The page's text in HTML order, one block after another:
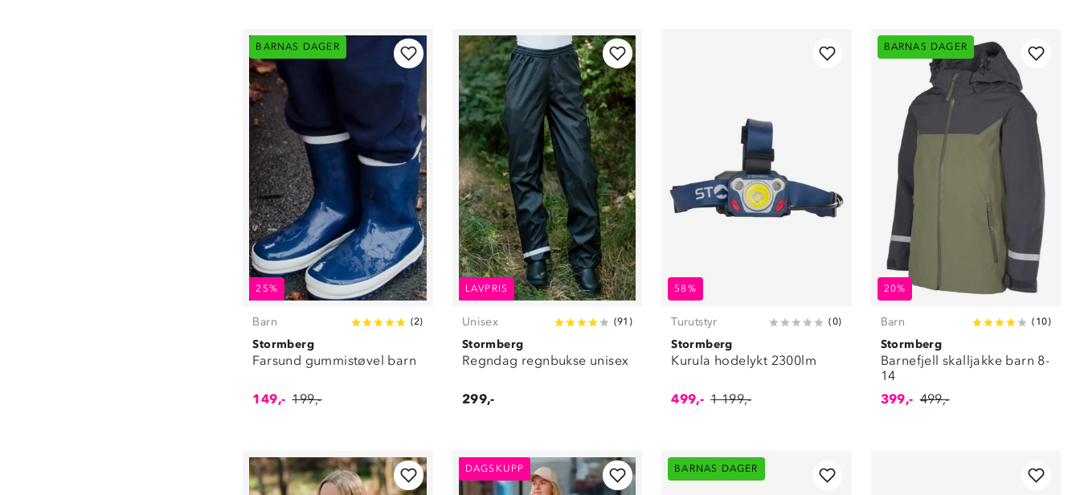
BARNAS DAGER
25%
Barn (2)
Stormberg
Farsund gummistøvel barn
149,- 199,-
LAVPRIS
Unisex (91 )
Stormberg
Regndag regnbukse unisex
299,-
58%
Turutstyr (0)
Stormberg
Kurula hodelykt 2300lm
499,- 1 199,-
BARNAS DAGER
20%
Barn ( 10)
Stormberg
Barnefjell skalljakke barn 8-
14
399,- 499,-
DAGSKUPP BARNAS DAGER